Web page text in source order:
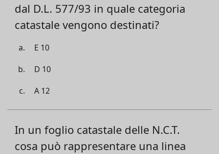
dal D.L. 577/93 in quale categoria
catastale vengono destinati?
E 10
D 10
A 12
In un foglio catastale delle N.C.T.
cosa può rappresentare una linea